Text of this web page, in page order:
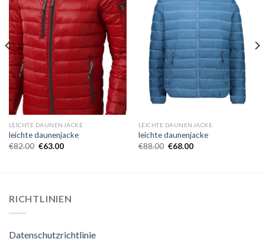
LEICHTE DAUNENJACKE
leichte daunenjacke
€82.00 €63.00
LEICHTE DAUNENJACKE
leichte daunenjacke
€88.00 €68.00
RICHTLINIEN
Datenschutzrichtlinie